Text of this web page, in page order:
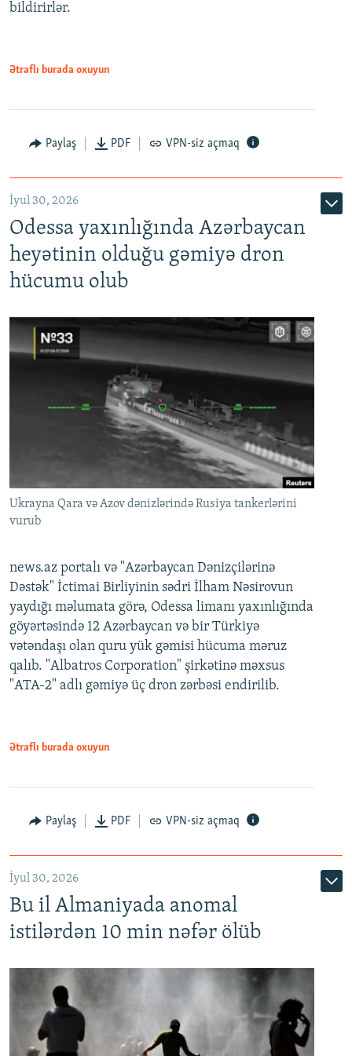
bildirirlər.
Ətraflı burada oxuyun
Paylaş PDF VPN-siz açmaq
İyul 30, 2026
Odessa yaxınlığında Azərbaycan
heyətinin olduğu gəmiyə dron
hücumu olub
Ukrayna Qara və Azov dənizlərində Rusiya tankerlərini
vurub
news.az portalı və "Azərbaycan Dənizçilərinə
Dəstək" İctimai Birliyinin sədri İlham Nəsirovun
yaydığı məlumata görə, Odessa limanı yaxınlığında
göyərtəsində 12 Azərbaycan və bir Türkiyə
vətəndaşı olan quru yük gəmisi hücuma məruz
qalıb. "Albatros Corporation" şirkətinə məxsus
"ATA-2" adlı gəmiyə üç dron zərbəsi endirilib.
Ətraflı burada oxuyun
Paylaş PDF VPN-siz açmaq
İyul 30, 2026
Bu il Almaniyada anomal
istilərdən 10 min nəfər ölüb